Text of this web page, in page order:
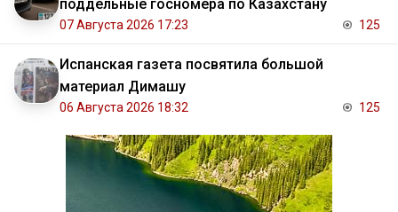
поддельные госномера по Казахстану
07 Августа 2026 17:23 125
Испанская газета посвятила большой
материал Димашу
06 Августа 2026 18:32 125